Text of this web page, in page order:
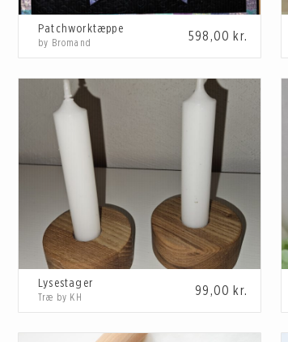
Patchworktæppe
598,00 kr.
by Bromand
Lysestager
99,00 kr.
Træ by KH